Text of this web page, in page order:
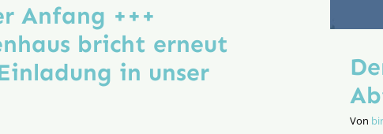
Anfang +++
bricht erneut
in unser
Von